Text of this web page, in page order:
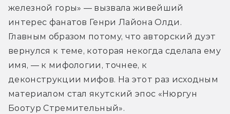
железной горы» — вызвала живейший
интерес фанатов Генри Лайона Олди.
Главным образом потому, что авторский дуэт
вернулся к теме, которая некогда сделала ему
имя, — к мифологии, точнее, к
деконструкции мифов. На этот раз исходным
материалом стал якутский эпос «Нюргун
Боотур Стремительный».